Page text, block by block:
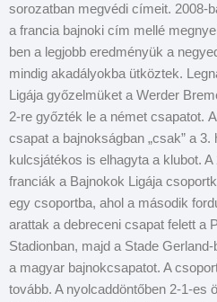
sorozatban megvédi címeit. 2008-
a francia bajnoki cím mellé
ben a legjobb eredményük a
mindig akadályokba ütköztek.
Ligája győzelmüket a Werder
2-re győzték le a német csapatot.
csapat a bajnokságban „csak” a
kulcsjátékos is elhagyta a klubot.
franciák a Bajnokok Ligája
egy csoportba, ahol a második
arattak a debreceni csapat felett a
Stadionban, majd a Stade
a magyar bajnokcsapatot. A
tovább. A nyolcaddöntőben 2-1-es